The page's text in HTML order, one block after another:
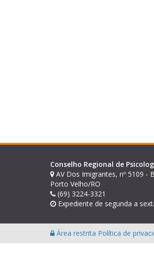
Conselho Regional de
AV Dos Imigrantes, nº 5109 -
Porto Velho/RO
(69) 3224-3321
Expediente de segunda a
Área restrita Política de